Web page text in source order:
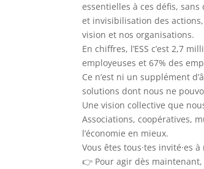
essentielles à ces défis,
et invisibilisation des
vision et nos organisations.
En chiffres, l’ESS c’est 2,7
employeuses et 67% des
Ce n’est ni un supplément
solutions dont nous ne
Une vision collective que
Associations, coopératives,
l’économie en mieux.
Vous êtes tous·tes invité·es
👉 Pour agir dès